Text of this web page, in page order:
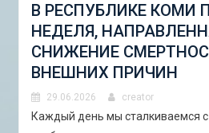
СТУДЕНЧЕСКАЯ
«ШКОЛА ГОРОДСКИХ
ГОРОДСКОЙ НАБОР
И ПИЛОТНЫЕ
АСТРАХАНИ»
29.06.2026 creator